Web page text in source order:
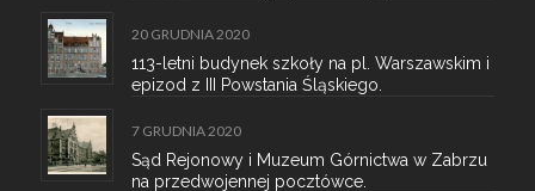
20 GRUDNIA 2020
113-letni budynek szkoły na pl. Warszawskim i
epizod z III Powstania Śląskiego.
7 GRUDNIA 2020
Sąd Rejonowy i Muzeum Górnictwa w Zabrzu
na przedwojennej pocztówce.